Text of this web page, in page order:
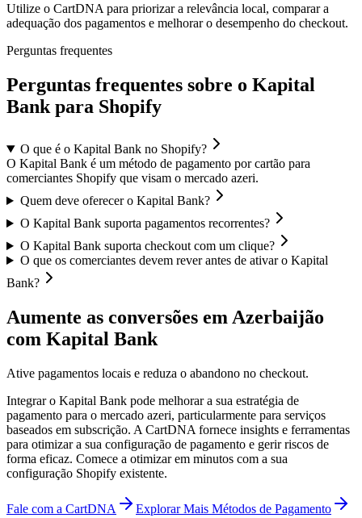
Utilize o CartDNA para priorizar a relevância local, comparar a
adequação dos pagamentos e melhorar o desempenho do checkout.
Perguntas frequentes
Perguntas frequentes sobre o Kapital
Bank para Shopify
O que é o Kapital Bank no Shopify?
O Kapital Bank é um método de pagamento por cartão para
comerciantes Shopify que visam o mercado azeri.
Quem deve oferecer o Kapital Bank?
O Kapital Bank suporta pagamentos recorrentes?
O Kapital Bank suporta checkout com um clique?
O que os comerciantes devem rever antes de ativar o Kapital
Bank?
Aumente as conversões em Azerbaijão
com Kapital Bank
Ative pagamentos locais e reduza o abandono no checkout.
Integrar o Kapital Bank pode melhorar a sua estratégia de
pagamento para o mercado azeri, particularmente para serviços
baseados em subscrição. A CartDNA fornece insights e ferramentas
para otimizar a sua configuração de pagamento e gerir riscos de
forma eficaz. Comece a otimizar em minutos com a sua
configuração Shopify existente.
Fale com a CartDNA
Explorar Mais Métodos de Pagamento